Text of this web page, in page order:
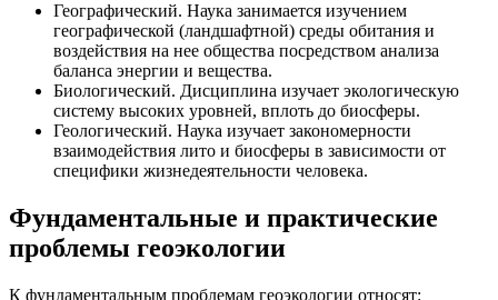
Географический. Наука занимается изучением
географической (ландшафтной) среды обитания и
воздействия на нее общества посредством анализа
баланса энергии и вещества.
Биологический. Дисциплина изучает экологическую
систему высоких уровней, вплоть до биосферы.
Геологический. Наука изучает закономерности
взаимодействия лито и биосферы в зависимости от
специфики жизнедеятельности человека.
Фундаментальные и практические
проблемы геоэкологии
К фундаментальным проблемам геоэкологии относят: